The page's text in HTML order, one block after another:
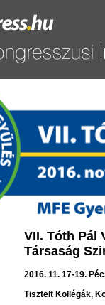
VII. Tóth Pál
Társaság
2016. 11. 17-19.
Tisztelt Kollégák,